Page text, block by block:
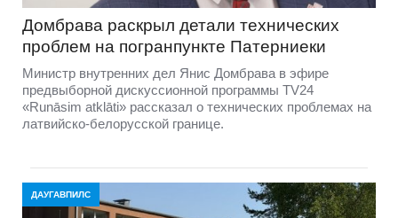
Домбравa раскрыл детали технических
проблем на погранпункте Патерниеки
Министр внутренних дел Янис Домбрава в эфире
предвыборной дискуссионной программы TV24
«Runāsim atklāti» рассказал о технических проблемах на
латвийско-белорусской границе.
ДАУГАВПИЛС